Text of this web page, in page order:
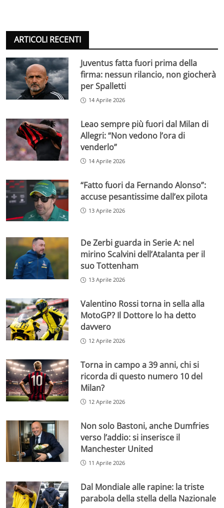
ARTICOLI RECENTI
Juventus fatta fuori prima della
firma: nessun rilancio, non giocherà
per Spalletti
14 Aprile 2026
Leao sempre più fuori dal Milan di
Allegri: “Non vedono l’ora di
venderlo”
14 Aprile 2026
“Fatto fuori da Fernando Alonso”:
accuse pesantissime dall’ex pilota
13 Aprile 2026
De Zerbi guarda in Serie A: nel
mirino Scalvini dell’Atalanta per il
suo Tottenham
13 Aprile 2026
Valentino Rossi torna in sella alla
MotoGP? Il Dottore lo ha detto
davvero
12 Aprile 2026
Torna in campo a 39 anni, chi si
ricorda di questo numero 10 del
Milan?
12 Aprile 2026
Non solo Bastoni, anche Dumfries
verso l’addio: si inserisce il
Manchester United
11 Aprile 2026
Dal Mondiale alle rapine: la triste
parabola della stella della Nazionale